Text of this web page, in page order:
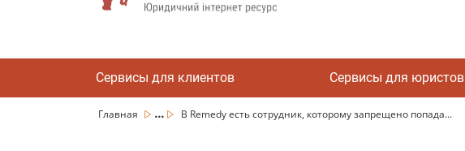
Сервисы для клиентов Сервисы для юристов
Главная ... В Remedy есть сотрудник, которому запрещено попада...